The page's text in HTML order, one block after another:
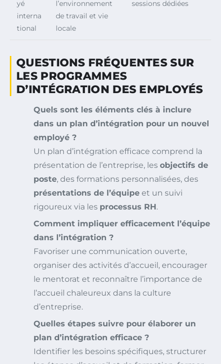
yé
interna
tional
l’environnement
de travail et vie
locale
sessions dédiées
QUESTIONS FRÉQUENTES SUR
LES PROGRAMMES
D’INTÉGRATION DES EMPLOYÉS
Quels sont les éléments clés à inclure
dans un plan d’intégration pour un nouvel
employé ?
Un plan d’intégration efficace comprend la
présentation de l’entreprise, les objectifs de
poste, des formations personnalisées, des
présentations de l’équipe et un suivi
rigoureux via les processus RH.
Comment impliquer efficacement l’équipe
dans l’intégration ?
Favoriser une communication ouverte,
organiser des activités d’accueil, encourager
le mentorat et reconnaître l’importance de
l’accueil chaleureux dans la culture
d’entreprise.
Quelles étapes suivre pour élaborer un
plan d’intégration efficace ?
Identifier les besoins spécifiques, structurer